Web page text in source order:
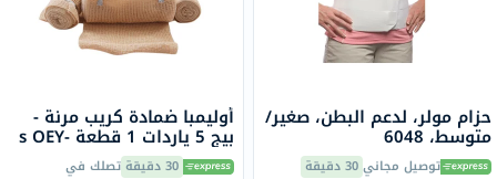
حزام مولر، لدعم البطن، صغير/
متوسط، 6048
توصيل مجاني30 دقيقة
أوليمبا ضمادة كريب مرنة -
بيج 5 ياردات 1 قطعة s OEY-
111-4 30 دقيقة تصلك في